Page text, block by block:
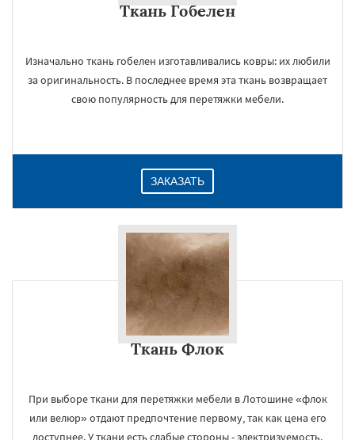
Ткань Гобелен
Изначально ткань гобелен изготавливались ковры: их любили
за оригинальность. В последнее время эта ткань возвращает
свою популярность для перетяжки мебели.
ЗАКАЗАТЬ
Ткань Флок
При выборе ткани для перетяжки мебели в Лотошине «флок
или велюр» отдают предпочтение первому, так как цена его
доступнее. У ткани есть слабые стороны - электризуемость.